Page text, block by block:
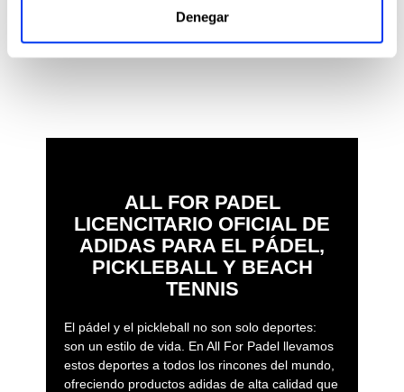
Denegar
añadir al carrito
ALL FOR PADEL
LICENCITARIO OFICIAL DE
ADIDAS PARA EL PÁDEL,
PICKLEBALL Y BEACH
TENNIS
El pádel y el pickleball no son solo deportes:
son un estilo de vida. En All For Padel llevamos
estos deportes a todos los rincones del mundo,
ofreciendo productos adidas de alta calidad que